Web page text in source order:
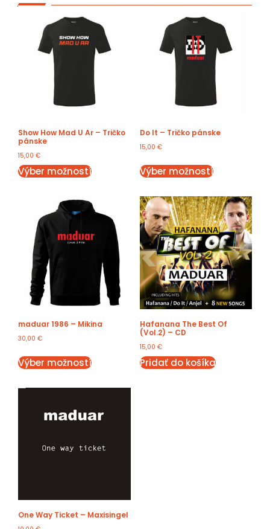
Show How Mad U Ar – Tričko
pánske
15,00 €
Výber možností
Do It – Tričko pánske
15,00 €
Výber možností
maduar 1986 – Mikina
30,00 €
Výber možností
Hafanana The Best Of
(Vol.2) – CD
15,00 €
Pridať do košíka
One Way Ticket – Maxisingel